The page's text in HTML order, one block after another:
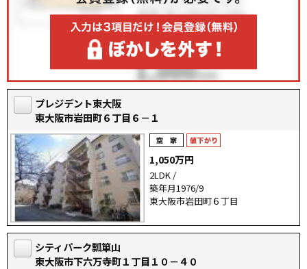
プレジデント東大阪
東大阪市岩田町６丁目６－１
1,050万円
2LDK /
築年月1976/9
東大阪市岩田町６丁目
シティパーク瓢箪山
東大阪市下六万寺町１丁目１０－４０